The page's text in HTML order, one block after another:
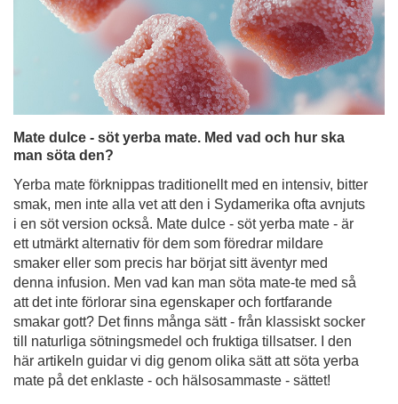
Mate dulce - söt yerba mate. Med vad och hur ska
man söta den?
Yerba mate förknippas traditionellt med en intensiv, bitter
smak, men inte alla vet att den i Sydamerika ofta avnjuts
ett utmärkt alternativ för dem som föredrar mildare
smaker eller som precis har börjat sitt äventyr med
denna infusion. Men vad kan man söta mate-te med så
att det inte förlorar sina egenskaper och fortfarande
smakar gott? Det finns många sätt - från klassiskt socker
till naturliga sötningsmedel och fruktiga tillsatser. I den
här artikeln guidar vi dig genom olika sätt att söta yerba
mate på det enklaste - och hälsosammaste - sättet!
Läs mer